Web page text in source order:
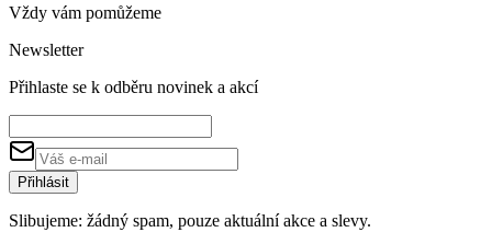
Vždy vám pomůžeme
Newsletter
Přihlaste se k odběru novinek a akcí
Přihlásit
Slibujeme: žádný spam, pouze aktuální akce a slevy.